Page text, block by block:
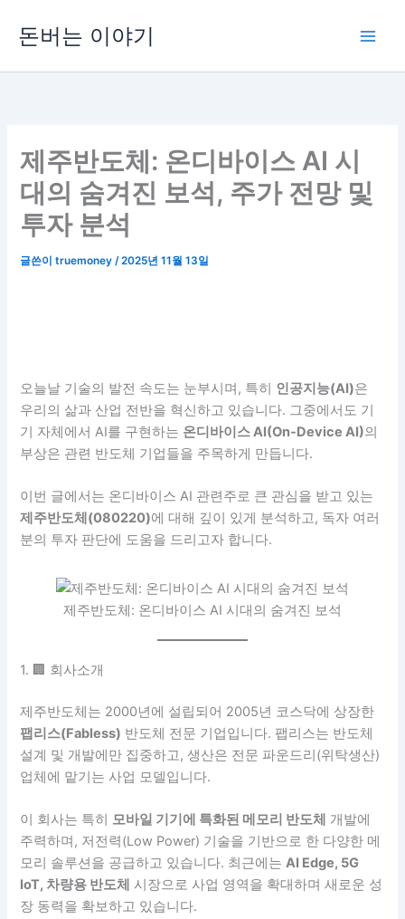
로
돈버는 이야기
제주반도체: 온디바이스 AI 시
대의 숨겨진 보석, 주가 전망 및
투자 분석
글쓴이truemoney/2025년 11월 13일
오늘날 기술의 발전 속도는 눈부시며, 특히 인공지능(AI)은
우리의 삶과 산업 전반을 혁신하고 있습니다. 그중에서도 기
기 자체에서 AI를 구현하는 온디바이스 AI(On-Device AI)의
부상은 관련 반도체 기업들을 주목하게 만듭니다.
이번 글에서는 온디바이스 AI 관련주로 큰 관심을 받고 있는
제주반도체(080220)에 대해 깊이 있게 분석하고, 독자 여러
분의 투자 판단에 도움을 드리고자 합니다.
제주반도체: 온디바이스 AI 시대의 숨겨진 보석
1. 🏢 회사소개
제주반도체는 2000년에 설립되어 2005년 코스닥에 상장한
팹리스(Fabless) 반도체 전문 기업입니다. 팹리스는 반도체
설계 및 개발에만 집중하고, 생산은 전문 파운드리(위탁생산)
업체에 맡기는 사업 모델입니다.
이 회사는 특히 모바일 기기에 특화된 메모리 반도체 개발에
주력하며, 저전력(Low Power) 기술을 기반으로 한 다양한 메
모리 솔루션을 공급하고 있습니다. 최근에는AI Edge, 5G
IoT, 차량용 반도체 시장으로 사업 영역을 확대하며 새로운 성
장 동력을 확보하고 있습니다.